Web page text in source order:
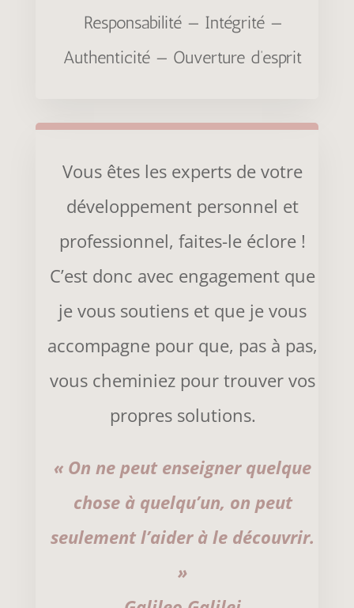
Responsabilité — Intégrité —
Authenticité — Ouverture d’esprit
Vous êtes les experts de votre
développement personnel et
professionnel, faites-le éclore !
C’est donc avec engagement que
je vous soutiens et que je vous
accompagne pour que, pas à pas,
vous cheminiez pour trouver vos
propres solutions.
« On ne peut enseigner quelque
chose à quelqu’un, on peut
seulement l’aider à le découvrir.
»